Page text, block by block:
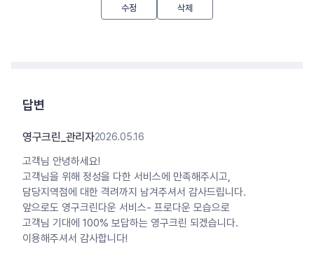
수정 삭제
답변
영구크린_관리자2026.05.16
고객님 안녕하세요!
고객님을 위해 정성을 다한 서비스에 만족해주시고,
담당지역점에 대한 격려까지 남겨주셔서 감사드립니다.
앞으로도 영구크린다운 서비스- 프로다운 모습으로
고객님 기대에 100% 보답하는 영구크린 되겠습니다.
이용해주셔서 감사합니다!